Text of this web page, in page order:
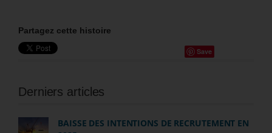
Partagez cette histoire
Save
Derniers articles
BAISSE DES INTENTIONS DE RECRUTEMENT EN